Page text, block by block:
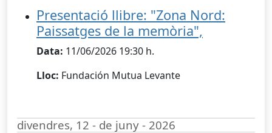
Presentació llibre: "Zona Nord:
Paissatges de la memòria",
Data: 11/06/2026 19:30 h.
Lloc: Fundación Mutua Levante
divendres, 12 - de juny - 2026